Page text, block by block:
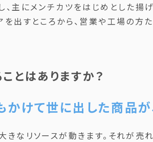
、主にメンチカツをはじめとした
を出すところから、営業や工場の方
とはありますか？
けて世に出した商品が
きなリソースが動きます。それが売